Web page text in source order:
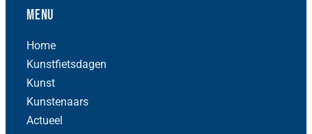
Menu
Home
Kunstfietsdagen
Kunst
Kunstenaars
Actueel